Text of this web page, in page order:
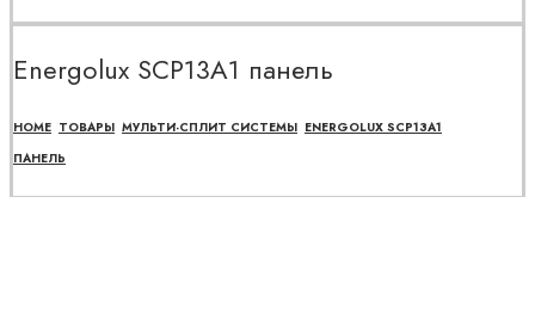
Energolux SCP13A1 панель
HOME ТОВАРЫ МУЛЬТИ-СПЛИТ СИСТЕМЫ ENERGOLUX SCP13A1
ПАНЕЛЬ